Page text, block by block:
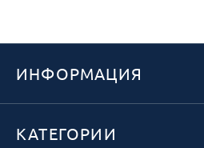
ИНФОРМАЦИЯ
КАТЕГОРИИ